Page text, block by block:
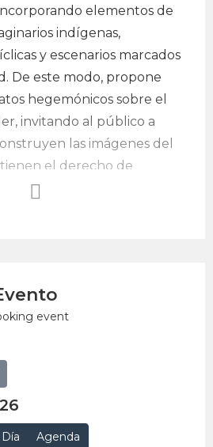
elementos de
indígenas,
y escenarios marcados
De este modo, propone
hegemónicos sobre el
invitando al público a
las imágenes del
el derecho de
event
Día Agenda